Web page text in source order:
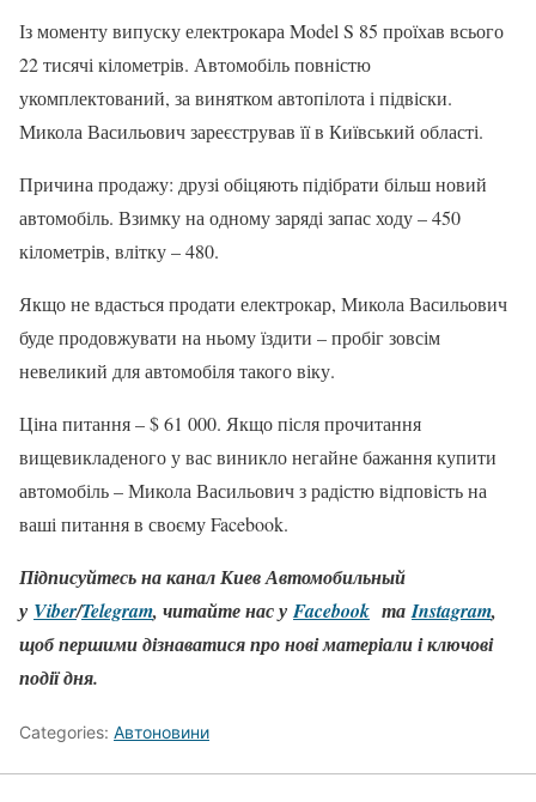
Із моменту випуску електрокара Model S 85 проїхав всього
22 тисячі кілометрів. Автомобіль повністю
укомплектований, за винятком автопілота і підвіски.
Микола Васильович зареєстрував її в Київський області.
Причина продажу: друзі обіцяють підібрати більш новий
автомобіль. Взимку на одному заряді запас ходу – 450
кілометрів, влітку – 480.
Якщо не вдасться продати електрокар, Микола Васильович
буде продовжувати на ньому їздити – пробіг зовсім
невеликий для автомобіля такого віку.
Ціна питання – $ 61 000. Якщо після прочитання
вищевикладеного у вас виникло негайне бажання купити
автомобіль – Микола Васильович з радістю відповість на
ваші питання в своєму Facebook.
Підписуйтесь на канал Киев Автомобильный
у Viber/Telegram, читайте нас у Facebook та Instagram,
щоб першими дізнаватися про нові матеріали і ключові
події дня.
Categories: Автоновини